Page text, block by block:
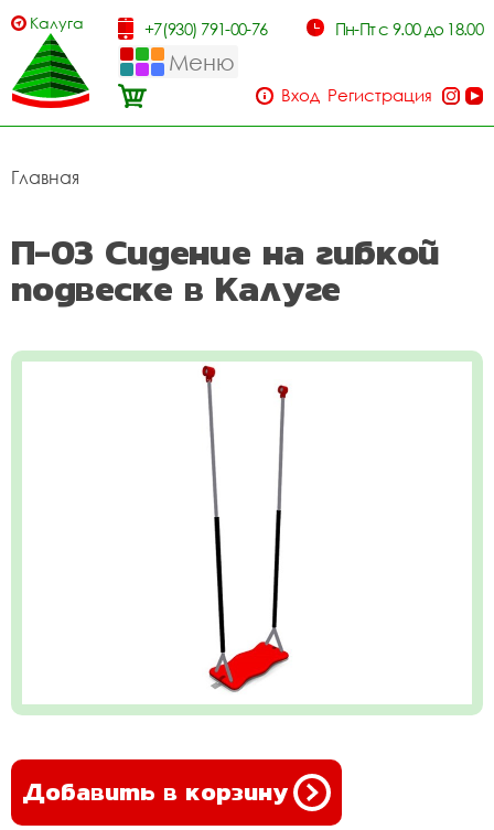
Калуга +7(930) 791-00-76 Пн-Пт с 9.00 до 18.00
Меню
Вход Регистрация
Главная
П-03 Сидение на гибкой
подвеске в Калуге
Добавить в корзину